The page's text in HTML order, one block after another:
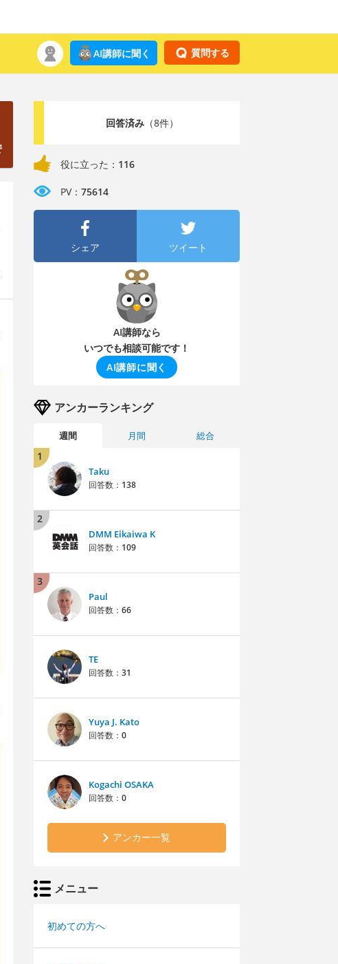
質問する
AI講師に聞く
回答済み（8件）
役に立った： 116
PV： 75614
シェア ツイート
AI講師なら
いつでも相談可能です！
AI講師に聞く
アンカーランキング
週間 月間 総合
1
Taku
回答数： 138
2
DMM Eikaiwa K
回答数： 109
3
Paul
回答数： 66
TE
回答数： 31
Yuya J. Kato
回答数： 0
Kogachi OSAKA
回答数： 0
アンカー一覧
メニュー
初めての方へ